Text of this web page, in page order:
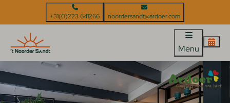
+31(0)223 641266 noordersandt@ardoer.com
Menu